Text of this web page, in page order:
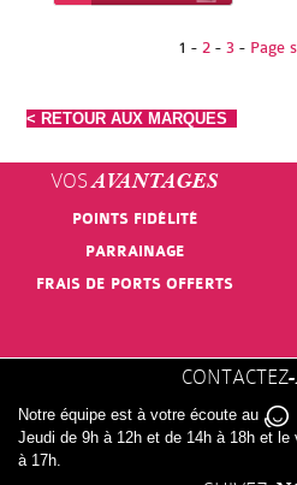
1 - 2 - 3 - Page
< RETOUR AUX MARQUES
VOS AVANTAGES
POINTS FIDÉLITÉ
PARRAINAGE
FRAIS DE PORTS OFFERTS
CONTACTEZ
Notre équipe est à votre écoute au
Jeudi de 9h à 12h et de 14h à 18h et
à 17h.